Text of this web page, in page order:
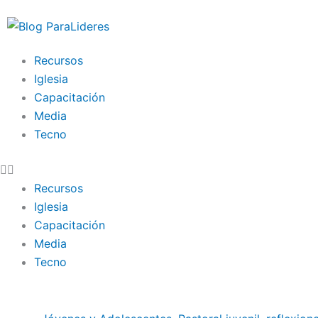
al
Recursos
Iglesia
Capacitación
Media
Tecno
Recursos
Iglesia
Capacitación
Media
Tecno